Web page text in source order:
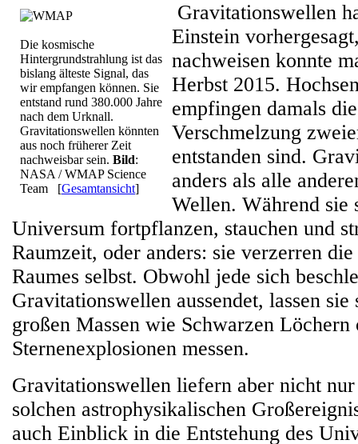
Die kosmische
Hintergrundstrahlung ist das
bislang älteste Signal, das
wir empfangen können. Sie
entstand rund 380.000 Jahre
nach dem Urknall.
Gravitationswellen könnten
aus noch früherer Zeit
nachweisbar sein. Bild:
NASA / WMAP Science
Team [Gesamtansicht]
Gravitationswellen
Einstein
nachweisen konnte
Herbst 2015.
empfingen damals
Verschmelzung
entstanden sind.
anders als alle
Wellen. Während sie
Universum fortpflanzen, stauchen und
Raumzeit, oder anders: sie verzerren
Raumes selbst. Obwohl jede sich
Gravitationswellen aussendet, lassen
großen Massen wie Schwarzen Löchern
Sternenexplosionen messen.
Gravitationswellen liefern aber nicht
solchen astrophysikalischen
auch Einblick in die Entstehung des